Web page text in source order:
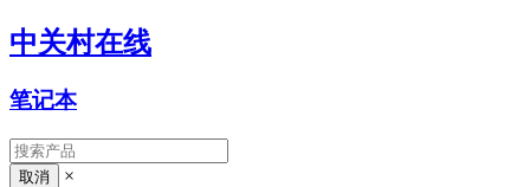
中关村在线
笔记本
×